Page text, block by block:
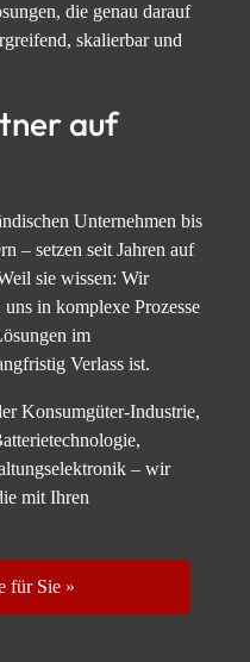
die genau darauf
skalierbar und
auf
Unternehmen bis
– setzen seit Jahren auf
sie wissen: Wir
in komplexe Prozesse
im
Verlass ist.
Konsumgüter-Industrie,
– wir
mit Ihren
für Sie »